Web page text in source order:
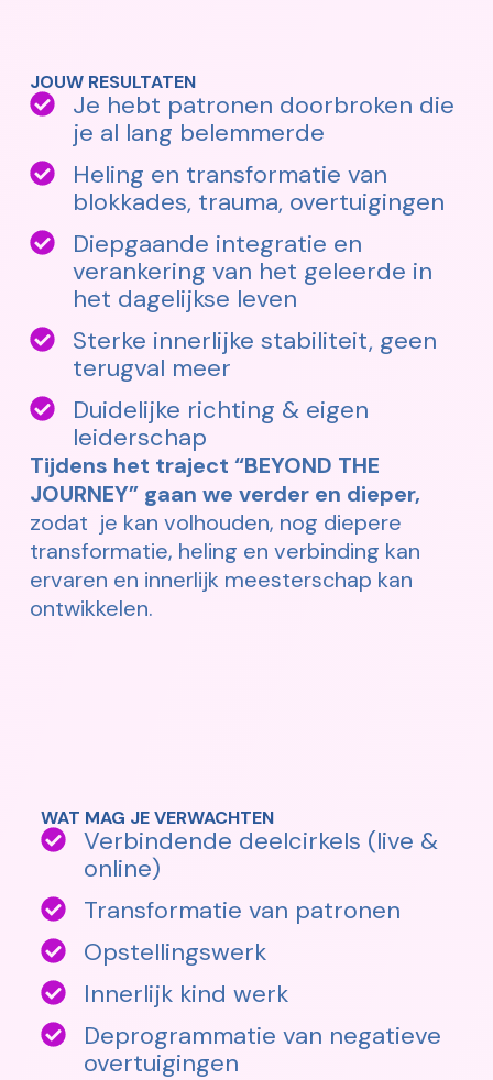
JOUW RESULTATEN
Je hebt patronen doorbroken die
je al lang belemmerde
Heling en transformatie van
blokkades, trauma, overtuigingen
Diepgaande integratie en
verankering van het geleerde in
het dagelijkse leven
Sterke innerlijke stabiliteit, geen
terugval meer
Duidelijke richting & eigen
leiderschap
Tijdens het traject “BEYOND THE
JOURNEY” gaan we verder en dieper,
zodat je kan volhouden, nog diepere
transformatie, heling en verbinding kan
ervaren en innerlijk meesterschap kan
ontwikkelen.
WAT MAG JE VERWACHTEN
Verbindende deelcirkels (live &
online)
Transformatie van patronen
Opstellingswerk
Innerlijk kind werk
Deprogrammatie van negatieve
overtuigingen